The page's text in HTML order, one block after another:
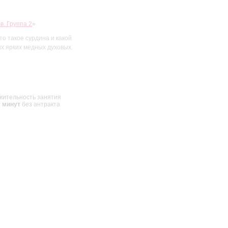
Группа 2»
такое сурдина и какой
ярких медных духовых.
занятия
минут без антракта